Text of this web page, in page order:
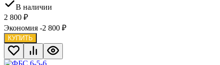
В наличии
2 800 ₽
Экономия -2 800 ₽
КУПИТЬ